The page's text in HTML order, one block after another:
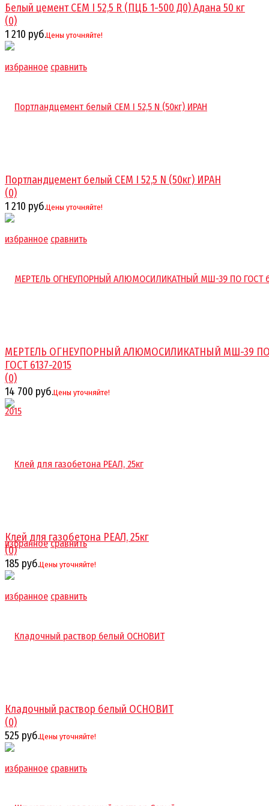
избранное сравнить
Белый цемент CEM I 52,5 R (ПЦБ 1-500 Д0) Адана 50 кг
(0)
1 210 руб.Цены уточняйте!
избранное сравнить
Портландцемент белый CEM I 52,5 N (50кг) ИРАН
(0)
1 210 руб.Цены уточняйте!
избранное сравнить
МЕРТЕЛЬ ОГНЕУПОРНЫЙ АЛЮМОСИЛИКАТНЫЙ МШ-39
ГОСТ 6137-2015
(0)
14 700 руб.Цены уточняйте!
избранное сравнить
Клей для газобетона РЕАЛ, 25кг
(0)
185 руб.Цены уточняйте!
избранное сравнить
Кладочный раствор белый ОСНОВИТ
(0)
525 руб.Цены уточняйте!